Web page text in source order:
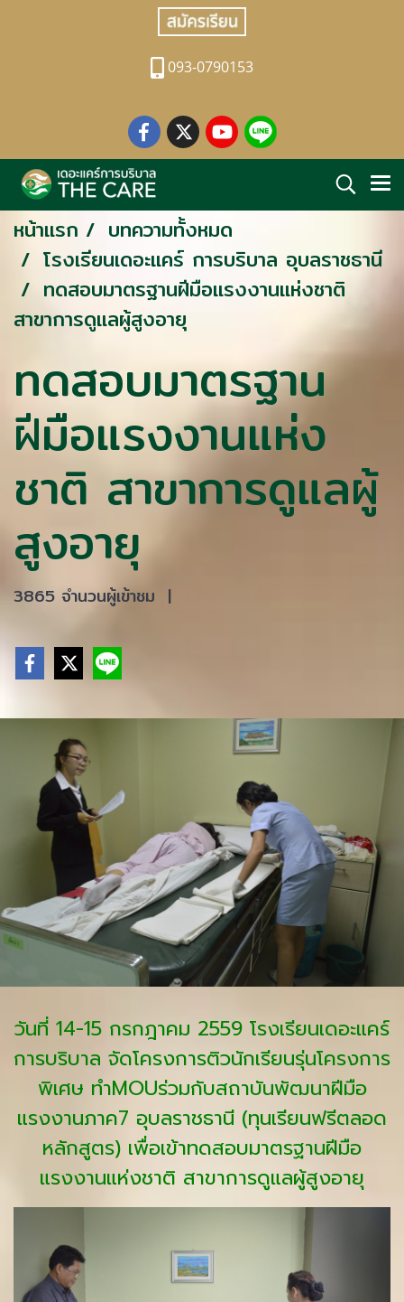
093-0790153
หน้าแรก
บทความทั้งหมด
โรงเรียนเดอะแคร์ การบริบาล อุบลราชธานี
ทดสอบมาตรฐานฝีมือแรงงานแห่งชาติ
สาขาการดูแลผู้สูงอายุ
ทดสอบมาตรฐาน
ฝีมือแรงงานแห่ง
ชาติ สาขาการดูแลผู้
สูงอายุ
3865 จำนวนผู้เข้าชม |
วันที่ 14-15 กรกฎาคม 2559 โรงเรียนเดอะแคร์
การบริบาล จัดโครงการติวนักเรียนรุ่นโครงการ
พิเศษ ทำMOUร่วมกับสถาบันพัฒนาฝีมือ
แรงงานภาค7 อุบลราชธานี (ทุนเรียนฟรีตลอด
หลักสูตร) เพื่อเข้าทดสอบมาตรฐานฝีมือ
แรงงานแห่งชาติ สาขาการดูแลผู้สูงอายุ